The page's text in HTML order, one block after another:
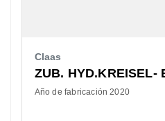
Claas
ZUB. HYD.KREISEL-
Año de fabricación 2020